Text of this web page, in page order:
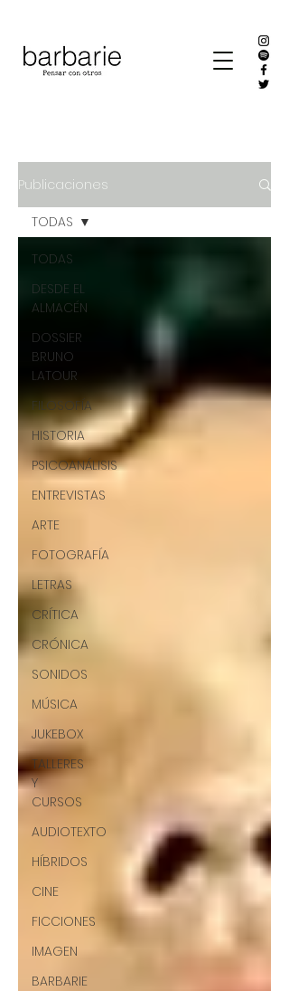
Publicaciones
TODAS
DESDE EL
ALMACÉN
DOSSIER
BRUNO
LATOUR
FILOSOFÍA
HISTORIA
PSICOANÁLISIS
ENTREVISTAS
ARTE
FOTOGRAFÍA
LETRAS
CRÍTICA
CRÓNICA
SONIDOS
MÚSICA
JUKEBOX
TALLERES
Y
CURSOS
AUDIOTEXTO
HÍBRIDOS
CINE
FICCIONES
IMAGEN
BARBARIE
TODAS